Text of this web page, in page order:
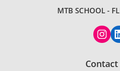
MTB SCHOOL -
Contact